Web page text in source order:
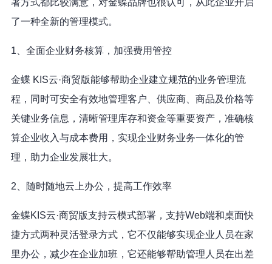
署方式都比较满意，对金蝶品牌也很认可，从此企业开启
了一种全新的管理模式。
1、全面企业财务核算，加强费用管控
金蝶 KIS云·商贸版能够帮助企业建立规范的业务管理流
程，同时可安全有效地管理客户、供应商、商品及价格等
关键业务信息，清晰管理库存和资金等重要资产，准确核
算企业收入与成本费用，实现企业财务业务一体化的管
理，助力企业发展壮大。
2、随时随地云上办公，提高工作效率
金蝶KIS云·商贸版支持云模式部署，支持Web端和桌面快
捷方式两种灵活登录方式，它不仅能够实现企业人员在家
里办公，减少在企业加班，它还能够帮助管理人员在出差